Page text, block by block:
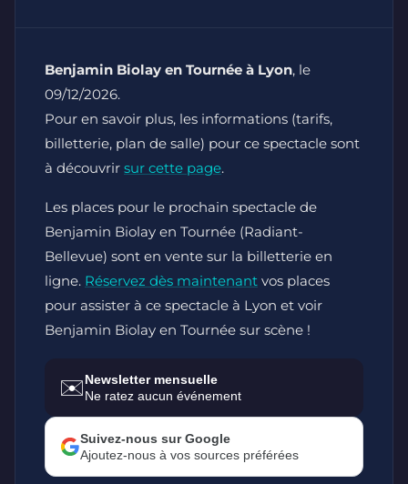
Benjamin Biolay en Tournée à Lyon, le
09/12/2026.
Pour en savoir plus, les informations (tarifs,
billetterie, plan de salle) pour ce spectacle sont
à découvrir sur cette page.
Les places pour le prochain spectacle de
Benjamin Biolay en Tournée (Radiant-
Bellevue) sont en vente sur la billetterie en
ligne. Réservez dès maintenant vos places
pour assister à ce spectacle à Lyon et voir
Benjamin Biolay en Tournée sur scène !
✉️Newsletter mensuelle
Ne ratez aucun événement
Suivez-nous sur Google
Ajoutez-nous à vos sources préférées